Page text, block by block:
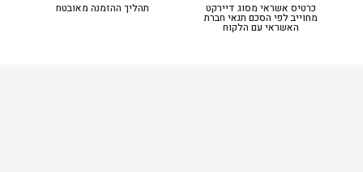
כרטיס אשראי מסוג דיירקט
מחוייב לפי הסכם תנאי חברת
האשראי עם הלקוח
תהליך ההזמנה מאובטח